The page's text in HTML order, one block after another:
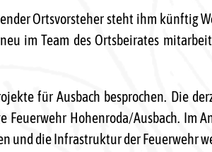
Ortsvorsteher steht ihm künftig
im Team des Ortsbeirates
für Ausbach besprochen. Die
Hohenroda/Ausbach. Im
und die Infrastruktur der Feuerwehr